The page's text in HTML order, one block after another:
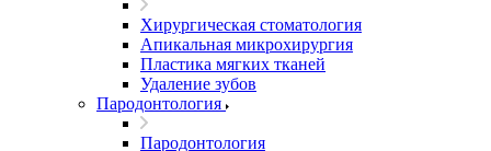
Хирургическая стоматология
Апикальная микрохирургия
Пластика мягких тканей
Удаление зубов
Пародонтология
Пародонтология